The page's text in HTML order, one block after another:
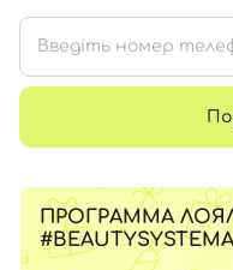
ПРОГРАММА
#BEAUTYSYSTEMA